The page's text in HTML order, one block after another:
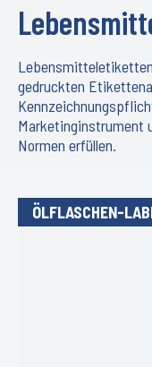
gedruckten
Marketinginstrument
Normen erfüllen.
ÖLFLASCHEN-